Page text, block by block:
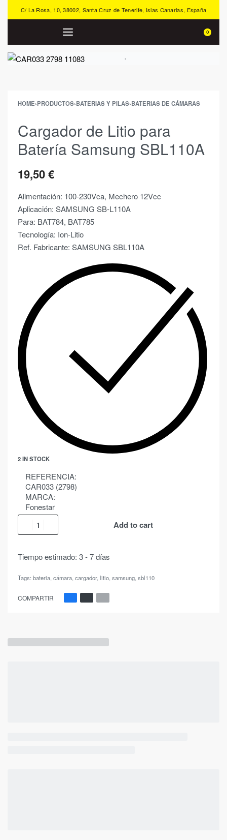
C/ La Rosa, 10, 38002, Santa Cruz de Tenerife, Islas Canarias, España
0
HOME›PRODUCTOS›BATERIAS Y PILAS›BATERIAS DE CÁMARAS
Cargador de Litio para
Batería Samsung SBL110A
19,50€
Alimentación: 100-230Vca, Mechero 12Vcc
Aplicación: SAMSUNG SB-L110A
Para: BAT784, BAT785
Tecnología: Ion-Litio
Ref. Fabricante: SAMSUNG SBL110A
2 IN STOCK
REFERENCIA:
CAR033 (2798)
MARCA:
Fonestar
Add to cart
Tiempo estimado: 3 - 7 días
Tags: bateria, cámara, cargador, litio, samsung, sbl110
COMPARTIR